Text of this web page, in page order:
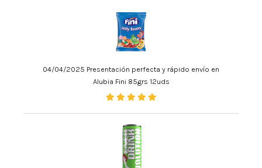
04/04/2025 Presentación perfecta y rápido envío en
Alubia Fini 85grs 12uds